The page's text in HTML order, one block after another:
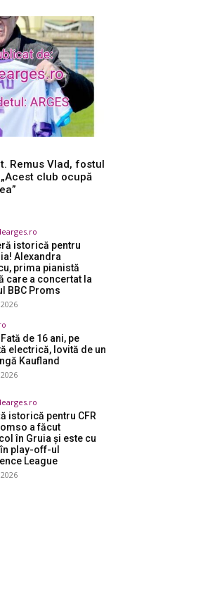
Remus Vlad, fostul
club ocupă
istorică pentru
Alexandra
prima pianistă
care a concertat la
BBC Proms
de 16 ani, pe
electrică, lovită de un
Kaufland
istorică pentru CFR
a făcut
în Gruia și este cu
play-off-ul
League